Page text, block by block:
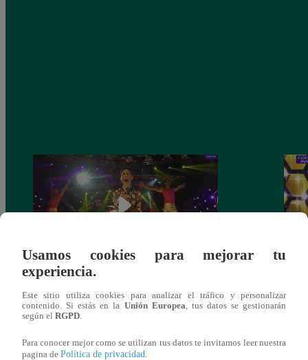
cumplieron los finalistas este sábado
de
Usamos cookies para mejorar tu
experiencia.
Este sitio utiliza cookies para analizar el tráfico y personalizar
contenido. Si estás en la Unión Europea , tus datos se gestionarán
según el RGPD
Para conocer mejor como se utilizan tus datos te invitamos leer nuestra
pagina de Política de privacidad